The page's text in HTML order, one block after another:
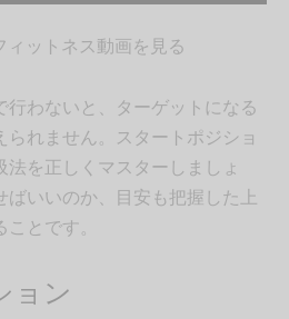
ィットネス動画を見る
わないと、ターゲットになる
れません。スタートポジショ
を正しくマスターしましょ
ばいいのか、目安も把握した上
とです。
ョン